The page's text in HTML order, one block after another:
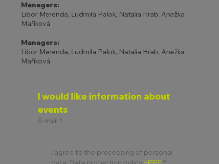
Managers:
Libor Merenda, Ludmila Palok, Natalia Hrab, Anežka
Maříková
Managers:
Libor Merenda, Ludmila Palok, Natalia Hrab, Anežka
Maříková
I would like information about
events
E-mail *
I agree to the processing of personal